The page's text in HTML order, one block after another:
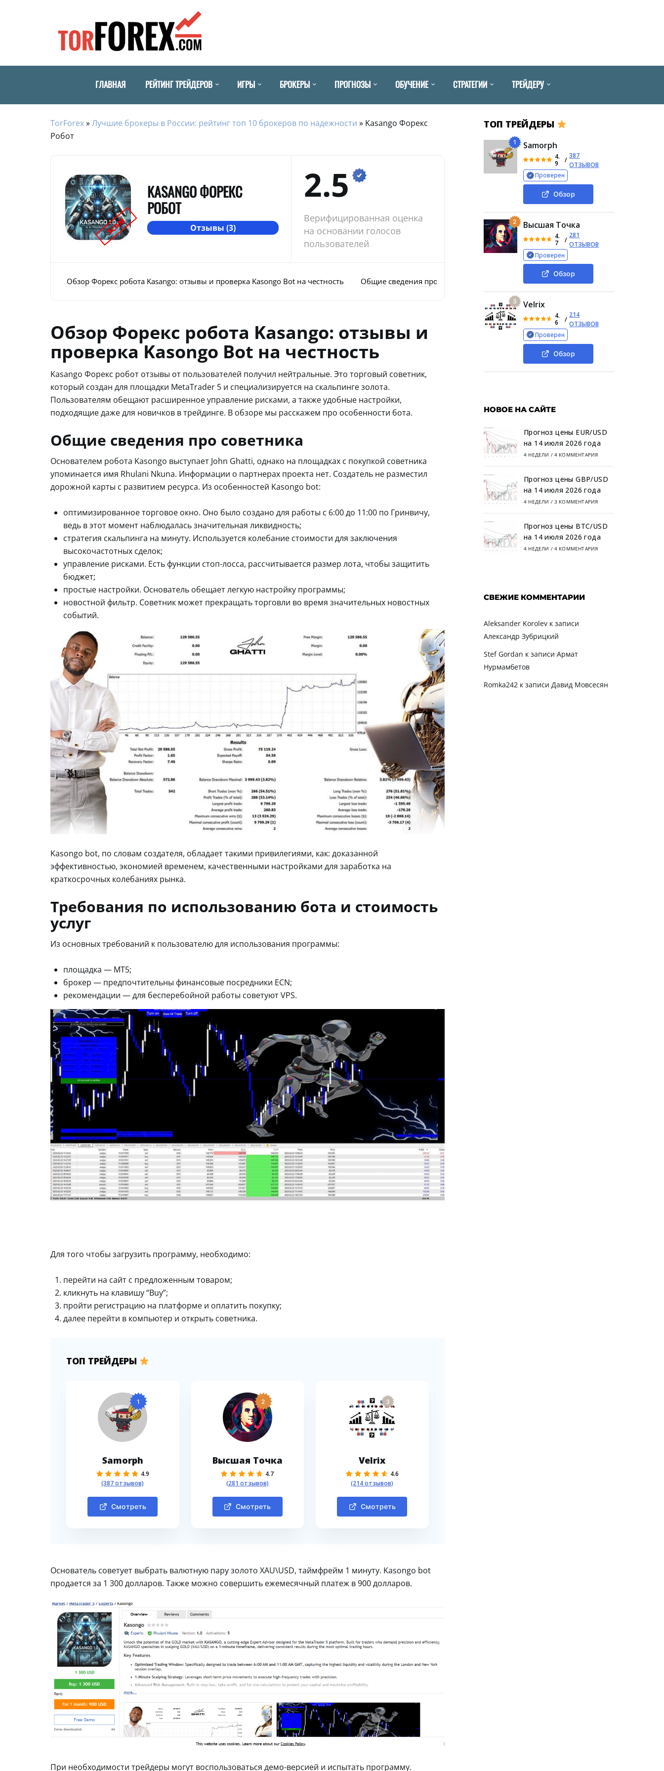
ГЛАВНАЯ РЕЙТИНГ ТРЕЙДЕРОВ ИГРЫ БРОКЕРЫ ПРОГНОЗЫ ОБУЧЕНИЕ СТРАТЕГИИ ТРЕЙДЕРУ
TorForex»Лучшие брокеры в России: рейтинг топ 10 брокеров по надежности » Kasango Форекс
Робот
SCAM
KASANGO ФОРЕКС
РОБОТ
Отзывы (3)
2.5
Верифицированная оценка
на основании голосов
пользователей
Обзор Форекс робота Kasango: отзывы и проверка Kasongo Bot на честность Общие сведения про советника Требования по использованию бота и
Обзор Форекс робота Kasango: отзывы и
проверка Kasongo Bot на честность
Kasango Форекс робот отзывы от пользователей получил нейтральные. Это торговый советник,
который создан для площадки MetaTrader 5 и специализируется на скальпинге золота.
Пользователям обещают расширенное управление рисками, а также удобные настройки,
подходящие даже для новичков в трейдинге. В обзоре мы расскажем про особенности бота.
Общие сведения про советника
Основателем робота Kasongo выступает John Ghatti, однако на площадках с покупкой советника
упоминается имя Rhulani Nkuna. Информации о партнерах проекта нет. Создатель не разместил
дорожной карты с развитием ресурса. Из особенностей Kasongo bot:
оптимизированное торговое окно. Оно было создано для работы с 6:00 до 11:00 по Гринвичу,
ведь в этот момент наблюдалась значительная ликвидность;
стратегия скальпинга на минуту. Используется колебание стоимости для заключения
высокочастотных сделок;
управление рисками. Есть функции стоп-лосса, рассчитывается размер лота, чтобы защитить
бюджет;
простые настройки. Основатель обещает легкую настройку программы;
новостной фильтр. Советник может прекращать торговли во время значительных новостных
событий.
Kasongo bot, по словам создателя, обладает такими привилегиями, как: доказанной
эффективностью, экономией временем, качественными настройками для заработка на
краткосрочных колебаниях рынка.
Требования по использованию бота и стоимость
услуг
Из основных требований к пользователю для использования программы:
площадка — MT5;
брокер — предпочтительны финансовые посредники ECN;
рекомендации — для бесперебойной работы советуют VPS.
Для того чтобы загрузить программу, необходимо:
перейти на сайт с предложенным товаром;
кликнуть на клавишу “Buy”;
пройти регистрацию на платформе и оплатить покупку;
далее перейти в компьютер и открыть советника.
ТОП ТРЕЙДЕРЫ
1
Samorph
4.9
(387 отзывов)
Смотреть
2
Высшая Точка
4.7
(281 отзывов)
Смотреть
3
Velrix
4.6
(214 отзывов)
Смотреть
Основатель советует выбрать валютную пару золото XAU\USD, таймфрейм 1 минуту. Kasongo bot
продается за 1 300 долларов. Также можно совершить ежемесячный платеж в 900 долларов.
При необходимости трейдеры могут воспользоваться демо-версией и испытать программу.
ТОП ТРЕЙДЕРЫ
1 Samorph
4.
9
/
387
ОТЗЫВОВ
Проверен
Обзор
2 Высшая Точка
4.
7
/
281
ОТЗЫВОВ
Проверен
Обзор
3 Velrix
4.
6
/
214
ОТЗЫВОВ
Проверен
Обзор
НОВОЕ НА САЙТЕ
Прогноз цены EUR/USD
на 14 июля 2026 года
4 НЕДЕЛИ / 4 КОММЕНТАРИЯ
Прогноз цены GBP/USD
на 14 июля 2026 года
4 НЕДЕЛИ / 3 КОММЕНТАРИЯ
Прогноз цены BTC/USD
на 14 июля 2026 года
4 НЕДЕЛИ / 4 КОММЕНТАРИЯ
СВЕЖИЕ КОММЕНТАРИИ
Aleksander Korolevк записи
Александр Зубрицкий
Stef Gordan к записи Армат
Нурмамбетов
Romka242 к записи Давид Мовсесян